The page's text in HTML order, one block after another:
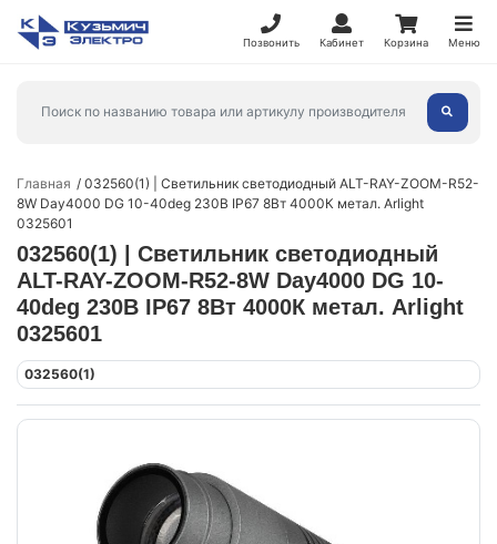
Позвонить Кабинет Корзина Меню
Главная
032560(1) | Светильник светодиодный ALT-RAY-ZOOM-R52-
8W Day4000 DG 10-40deg 230В IP67 8Вт 4000К метал. Arlight
0325601
032560(1) | Светильник светодиодный
ALT-RAY-ZOOM-R52-8W Day4000 DG 10-
40deg 230В IP67 8Вт 4000К метал. Arlight
0325601
032560(1)